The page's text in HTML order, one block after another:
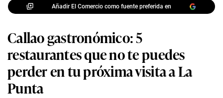
Añadir El Comercio como fuente preferida en
Callao gastronómico: 5
restaurantes que no te puedes
perder en tu próxima visita a La
Punta